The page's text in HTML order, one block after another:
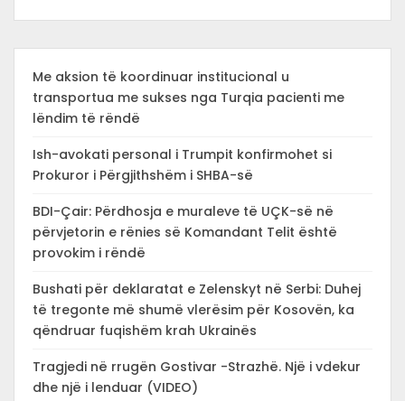
Me aksion të koordinuar institucional u
transportua me sukses nga Turqia pacienti me
lëndim të rëndë
Ish-avokati personal i Trumpit konfirmohet si
Prokuror i Përgjithshëm i SHBA-së
BDI-Çair: Përdhosja e muraleve të UÇK-së në
përvjetorin e rënies së Komandant Telit është
provokim i rëndë
Bushati për deklaratat e Zelenskyt në Serbi: Duhej
të tregonte më shumë vlerësim për Kosovën, ka
qëndruar fuqishëm krah Ukrainës
Tragjedi në rrugën Gostivar -Strazhë. Një i vdekur
dhe një i lenduar (VIDEO)